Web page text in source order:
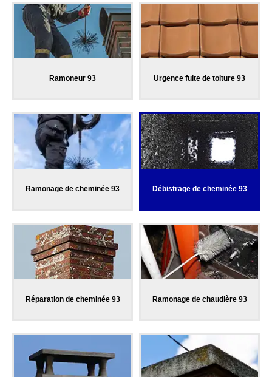
Ramoneur 93 Urgence fuite de toiture 93
Ramonage de cheminée 93 Débistrage de cheminée 93
Réparation de cheminée 93 Ramonage de chaudière 93